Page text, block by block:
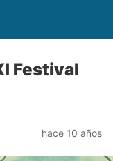
Festival
hace 10 años